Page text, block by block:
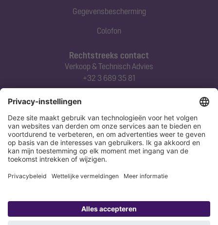
Rechtstreeks contact
Verkoop & Technisch Advies
+32 3 689 35 81
Abonneert u zich op onze nieuwsbrief
Nu aanmelden
Gegevensbescherming
Colofon
Verklaring Colofon